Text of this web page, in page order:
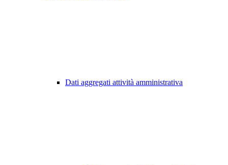
Dati aggregati attività amministrativa